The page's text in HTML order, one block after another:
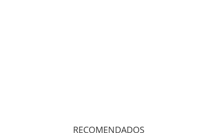
RECOMENDADOS